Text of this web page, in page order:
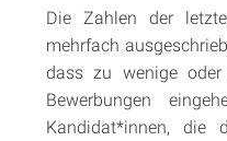
Die Zahlen der
mehrfach
dass zu wenige oder
Bewerbungen
Kandidat*innen, die